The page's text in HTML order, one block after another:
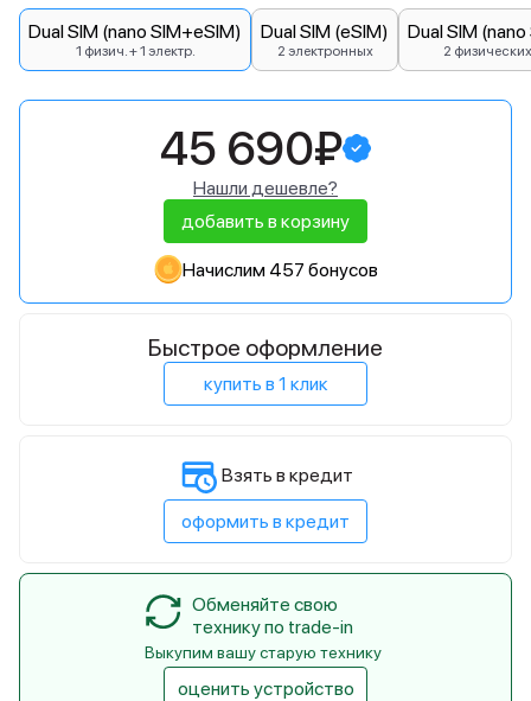
Dual SIM (nano SIM+eSIM)
1 физич. + 1 электр.
Dual SIM (eSIM)
2 электронных
Dual SIM
2 физических
45 690₽
Нашли дешевле?
добавить в корзину
Начислим 457 бонусов
Быстрое оформление
купить в 1 клик
Взять в кредит
оформить в кредит
Обменяйте свою
технику по trade-in
Выкупим вашу старую технику
оценить устройство